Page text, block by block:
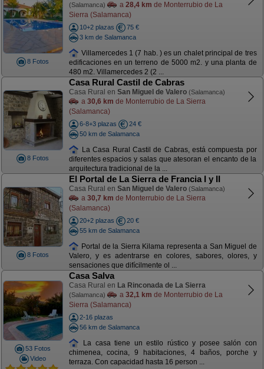
8 Fotos
(Salamanca) a 28,4 km de Monterrubio de La
Sierra (Salamanca)
10+2 plazas
75 €
3 km de Salamanca
Villamercedes 1 (7 hab. ) es un chalet principal de tres
edificaciones en un terreno de 5000 m2. y una planta de
480 m2. Villamercedes 2 (2 ...
8 Fotos
Casa Rural Castil de Cabras
Casa Rural en San Miguel de Valero (Salamanca)
a 30,6 km de Monterrubio de La Sierra
(Salamanca)
6-8+3 plazas
24 €
50 km de Salamanca
La Casa Rural Castil de Cabras, está compuesta por
diferentes espacios y salas que atesoran el encanto de la
arquitectura tradicional de la ...
8 Fotos
El Portal de La Sierra de Francia I y II
Casa Rural en San Miguel de Valero (Salamanca)
a 30,7 km de Monterrubio de La Sierra
(Salamanca)
20+2 plazas
20 €
55 km de Salamanca
Portal de la Sierra Kilama representa a San Miguel de
Valero, y es adentrarse en colores, sabores, olores, y
sensaciones que difícilmente ol ...
53 Fotos
Video
Casa Salva
Casa Rural en La Rinconada de La Sierra
(Salamanca) a 32,1 km de Monterrubio de La
Sierra (Salamanca)
2-16 plazas
56 km de Salamanca
La casa tiene un estilo rústico y posee salón con
chimenea, cocina, 9 habitaciones, 4 baños, porche y
terraza. Con capacidad hasta 16 person ...